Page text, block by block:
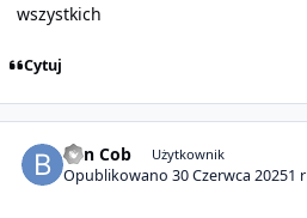
wszystkich
Cytuj
Ben Cob Użytkownik
Opublikowano30 Czerwca 20251 r